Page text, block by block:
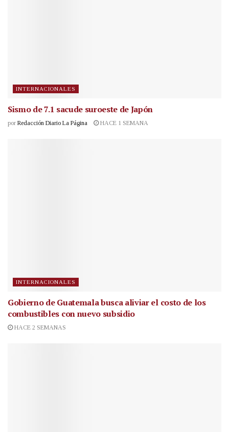
INTERNACIONALES
Sismo de 7.1 sacude suroeste de Japón
por Redacción Diario La Página HACE 1 SEMANA
INTERNACIONALES
Gobierno de Guatemala busca aliviar el costo de los
combustibles con nuevo subsidio
HACE 2 SEMANAS